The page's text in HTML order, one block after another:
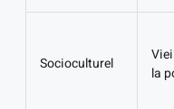
Socioculturel
la